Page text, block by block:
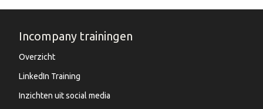
Incompany trainingen
Overzicht
LinkedIn Training
Inzichten uit social media